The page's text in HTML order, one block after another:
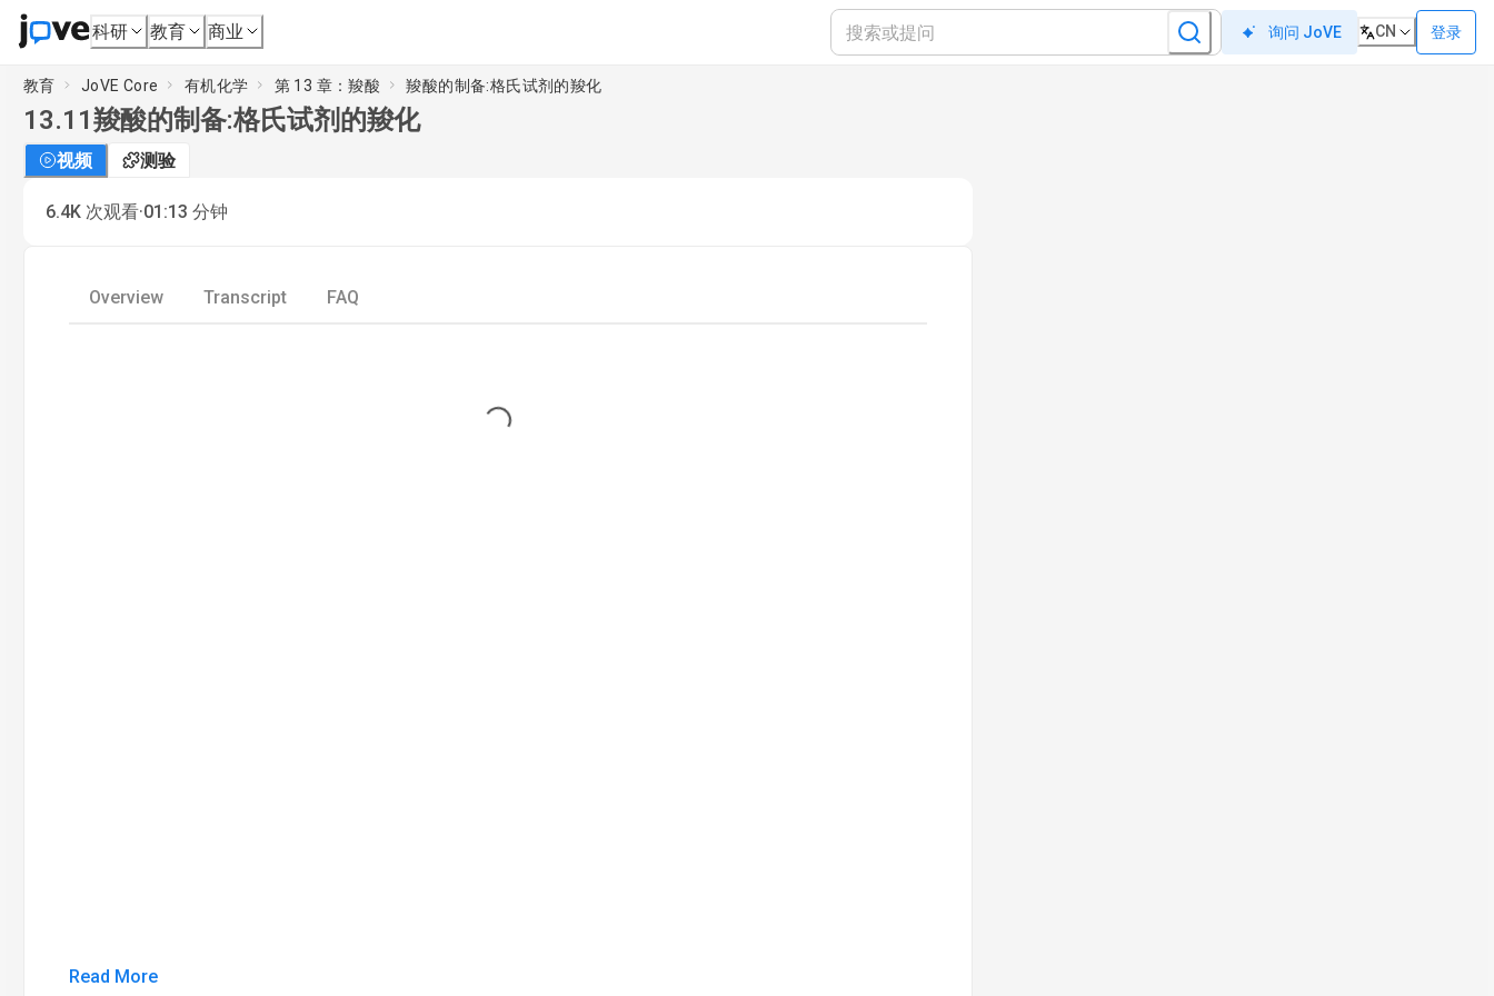
科研 教育 商业 询问 JoVE CN 登录
教育 JoVE Core 有机化学 第 13 章：羧酸 羧酸的制备:格氏试剂的羧化
13.11羧酸的制备:格氏试剂的羧化
视频 测验
6.4K 次观看·01:13 分钟
Overview Transcript FAQ
Loading...
Read More